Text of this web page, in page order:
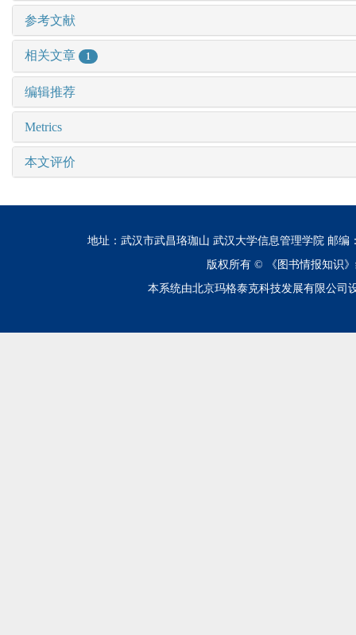
参考文献
相关文章 1
编辑推荐
Metrics
本文评价
地址：武汉市武昌珞珈山 武汉大学信息管理学院 邮编
版权所有 ©
《图书情报知识
本系统由北京玛格泰克科技发展有限公司